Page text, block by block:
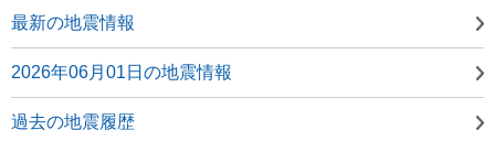
最新の地震情報
2026年06月01日の地震情報
過去の地震履歴